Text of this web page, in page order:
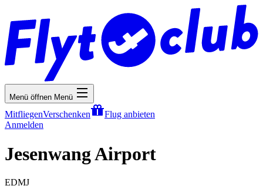
Menü öffnen Menü
MitfliegenVerschenken
Flug anbieten
Anmelden
Jesenwang Airport
EDMJ